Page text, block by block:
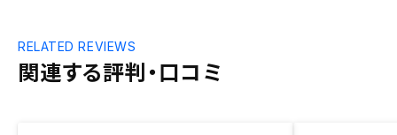
関連する評判・口コミ
RELATED REVIEWS